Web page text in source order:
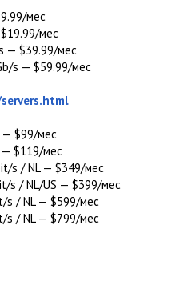
мес
мес
— $39.99/мес
s — $59.99/мес
— $99/мес
— $119/мес
s / NL — $349/мес
s / NL/US — $399/мес
s / NL — $599/мес
s / NL — $799/мес